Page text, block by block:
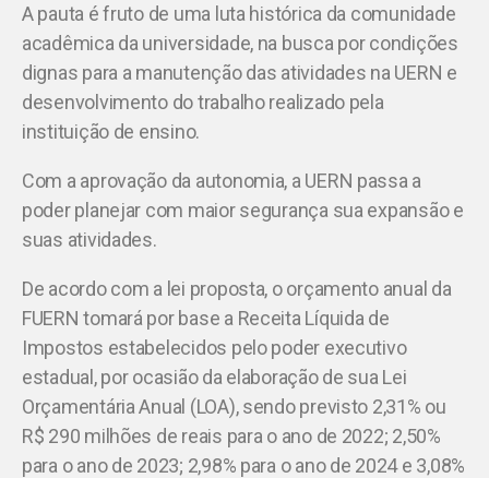
A pauta é fruto de uma luta histórica da comunidade
acadêmica da universidade, na busca por condições
dignas para a manutenção das atividades na UERN e
desenvolvimento do trabalho realizado pela
instituição de ensino.
Com a aprovação da autonomia, a UERN passa a
poder planejar com maior segurança sua expansão e
suas atividades.
De acordo com a lei proposta, o orçamento anual da
FUERN tomará por base a Receita Líquida de
Impostos estabelecidos pelo poder executivo
estadual, por ocasião da elaboração de sua Lei
Orçamentária Anual (LOA), sendo previsto 2,31% ou
R$ 290 milhões de reais para o ano de 2022; 2,50%
para o ano de 2023; 2,98% para o ano de 2024 e 3,08%